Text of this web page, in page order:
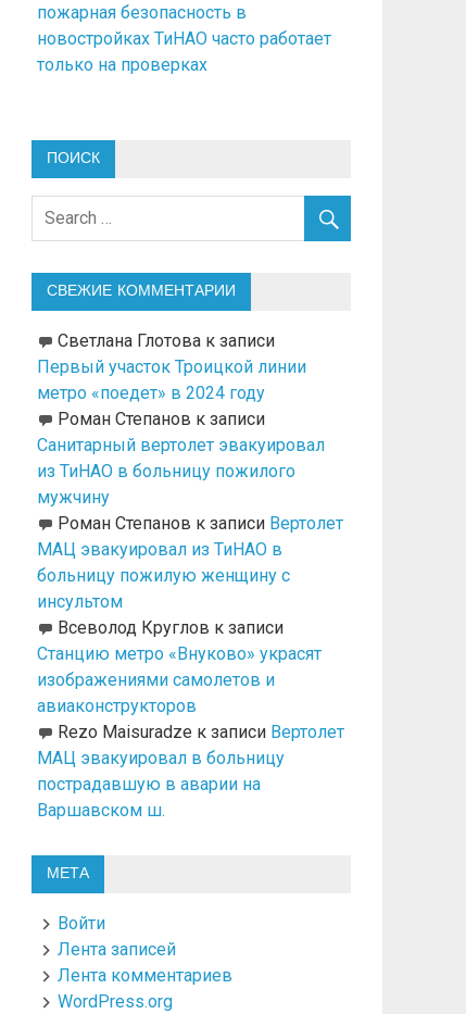
пожарная безопасность в
новостройках ТиНАО часто работает
только на проверках
ПОИСК
СВЕЖИЕ КОММЕНТАРИИ
Светлана Глотовак записи
Первый участок Троицкой линии
метро «поедет» в 2024 году
Роман Степанов к записи
Санитарный вертолет эвакуировал
из ТиНАО в больницу пожилого
мужчину
Роман Степанов к записи Вертолет
МАЦ эвакуировал из ТиНАО в
больницу пожилую женщину с
инсультом
Всеволод Круглов к записи
Станцию метро «Внуково» украсят
изображениями самолетов и
авиаконструкторов
Rezo Maisuradze к записи Вертолет
МАЦ эвакуировал в больницу
пострадавшую в аварии на
Варшавском ш.
МЕТА
Войти
Лента записей
Лента комментариев
WordPress.org